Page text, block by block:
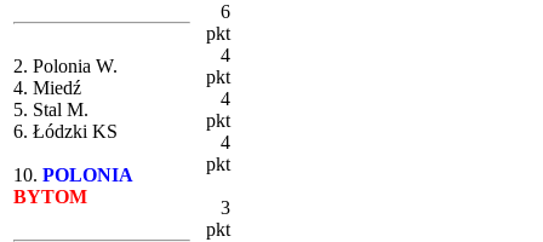
2. Polonia W.
4. Miedź
5. Stal M.
6. Łódzki KS
10. POLONIA
BYTOM
6
pkt
4
pkt
4
pkt
4
pkt
3
pkt